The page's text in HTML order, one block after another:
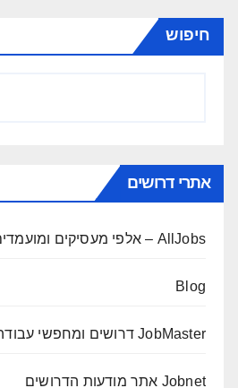
חיפוש
אתרי דרושים
AllJobs – אלפי מעסיקים ומועמדים
Blog
JobMaster דרושים ומחפשי עבודה
Jobnet אתר מודעות הדרושים